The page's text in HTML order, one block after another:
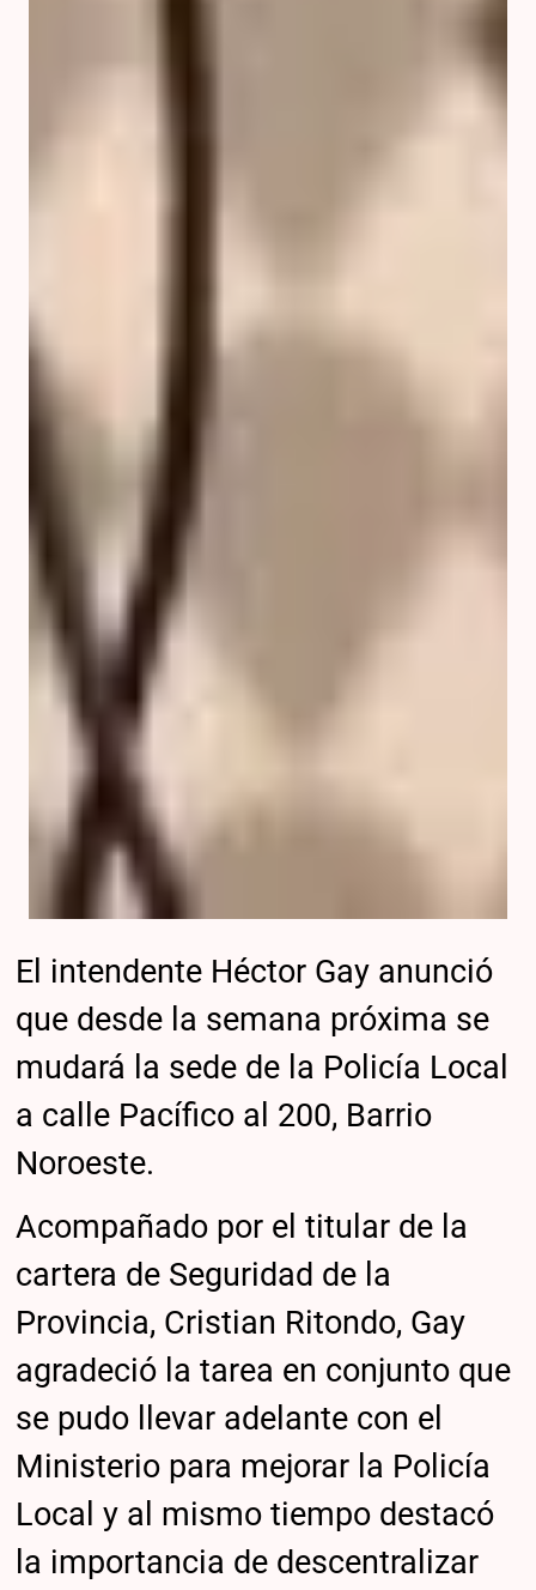
El intendente Héctor Gay anunció
que desde la semana próxima se
mudará la sede de la Policía Local
a calle Pacífico al 200, Barrio
Noroeste.
Acompañado por el titular de la
cartera de Seguridad de la
Provincia, Cristian Ritondo, Gay
agradeció la tarea en conjunto que
se pudo llevar adelante con el
Ministerio para mejorar la Policía
Local y al mismo tiempo destacó
la importancia de descentralizar